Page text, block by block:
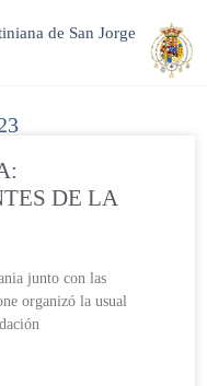
de San Jorge
DE LA
junto con las
organizó la usual